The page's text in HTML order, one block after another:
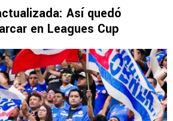
Así quedó
en Leagues Cup